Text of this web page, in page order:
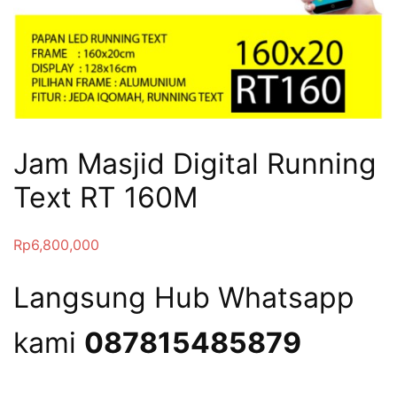
Jam Masjid Digital Running
Text RT 160M
Rp6,800,000
Langsung Hub Whatsapp
kami 087815485879